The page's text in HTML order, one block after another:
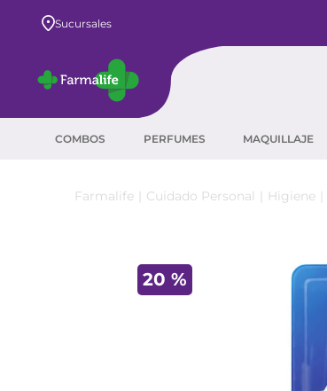
Sucursales
COMBOS PERFUMES MAQUILLAJE
Cuidado Personal Higiene
20 %